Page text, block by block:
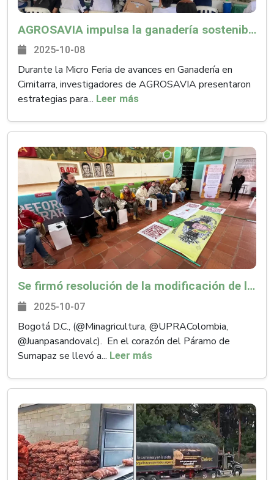
AGROSAVIA impulsa la ganadería sostenible en Santander
2025-10-08
Durante la Micro Feria de avances en Ganadería en
Cimitarra, investigadores de AGROSAVIA presentaron
estrategias para... Leer más
Se firmó resolución de la modificación de la Frontera Agrícola que reconoce el papel del campesinado como aliado en la protección de la biodiversidad
2025-10-07
Bogotá D.C., (@Minagricultura, @UPRAColombia,
@Juanpasandovalc). En el corazón del Páramo de
Sumapaz se llevó a... Leer más